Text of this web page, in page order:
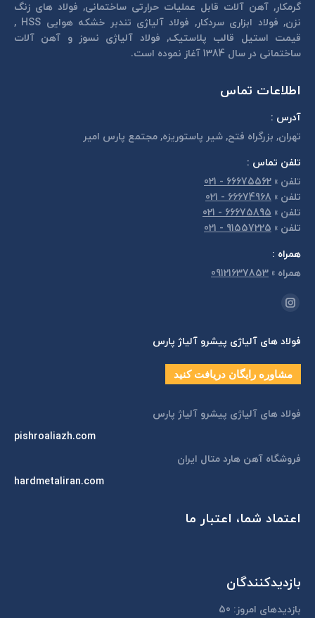
گرمكار, آهن آلات قابل عمليات حرارتی ساختمانی, فولاد های زنگ
نزن, فولاد ابزاری سردكار, فولاد آلیاژی تندبر خشكه هوايی HSS ,
قیمت استیل قالب پلاستيک, فولاد آلیاژی نسوز و آهن آلات
ساختمانی در سال 1384 آغاز نموده است.
اطلاعات تماس
آدرس :
تهران, بزرگراه فتح, شير پاستوريزه, مجتمع پارس امير
تلفن تماس :
تلفن »
66675562 - 021
تلفن »
66674968 - 021
تلفن »
66675895 - 021
تلفن »
91557225 - 021
همراه :
همراه »
09121637853
مارا در اینجا پیدا کنید:
اینستاگرام
opens
in
new
فولاد های آلیاژی پیشرو آلیاژ پارس
مشاوره رایگان دریافت کنید
فولاد های آلیاژی پیشرو آلیاژ پارس
pishroaliazh.com
فروشگاه آهن هارد متال ایران
hardmetaliran.com
اعتماد شما، اعتبار ما
بازدیدکنندگان
بازدیدهای امروز: 50